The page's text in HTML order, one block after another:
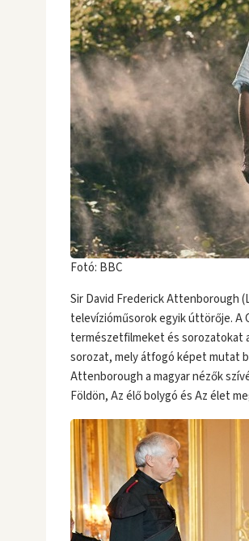
Fotó: BBC
Sir David Frederick Attenborough
televízióműsorok egyik úttörője. A
természetfilmeket és sorozatokat
sorozat, mely átfogó képet mutat
Attenborough a magyar nézők
Földön, Az élő bolygó és Az élet